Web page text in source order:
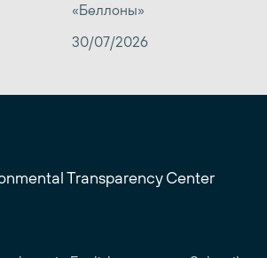
«Беллоны»
30/07/2026
Transparency Center